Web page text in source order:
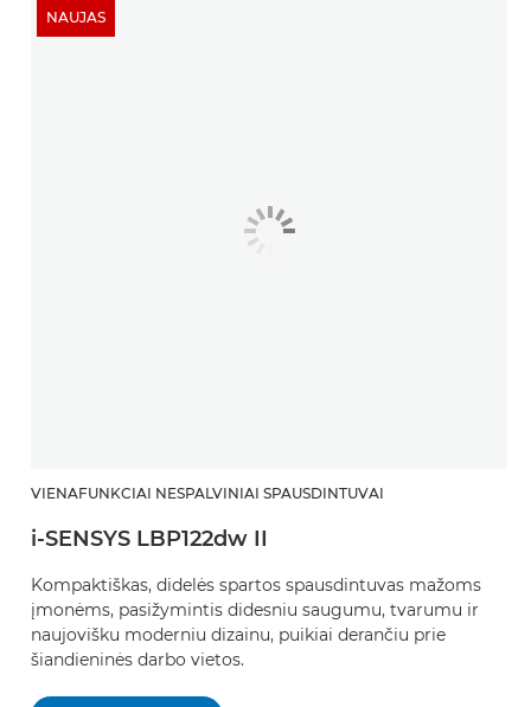
NAUJAS
VIENAFUNKCIAI NESPALVINIAI SPAUSDINTUVAI
i-SENSYS LBP122dw II
Kompaktiškas, didelės spartos spausdintuvas mažoms
įmonėms, pasižymintis didesniu saugumu, tvarumu ir
naujovišku moderniu dizainu, puikiai derančiu prie
šiandieninės darbo vietos.